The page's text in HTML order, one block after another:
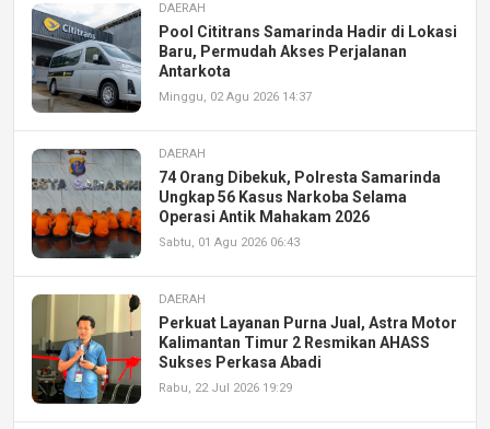
DAERAH
Pool Cititrans Samarinda Hadir di Lokasi
Baru, Permudah Akses Perjalanan
Antarkota
Minggu, 02 Agu 2026 14:37
DAERAH
74 Orang Dibekuk, Polresta Samarinda
Ungkap 56 Kasus Narkoba Selama
Operasi Antik Mahakam 2026
Sabtu, 01 Agu 2026 06:43
DAERAH
Perkuat Layanan Purna Jual, Astra Motor
Kalimantan Timur 2 Resmikan AHASS
Sukses Perkasa Abadi
Rabu, 22 Jul 2026 19:29